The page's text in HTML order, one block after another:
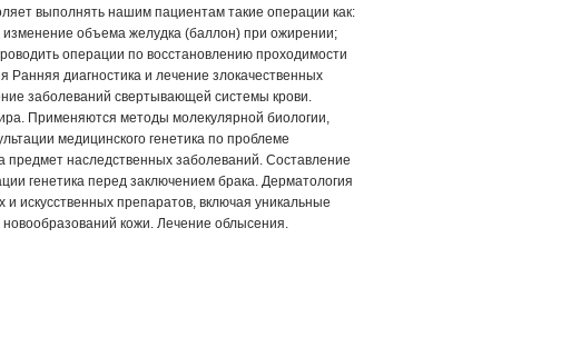
выполнять нашим пациентам такие операции как:
объема желудка (баллон) при ожирении;
операции по восстановлению проходимости
Ранняя диагностика и лечение злокачественных
заболеваний свертывающей системы крови.
Применяются методы молекулярной биологии,
медицинского генетика по проблеме
наследственных заболеваний. Составление
генетика перед заключением брака. Дерматология
искусственных препаратов, включая уникальные
кожи. Лечение облысения.